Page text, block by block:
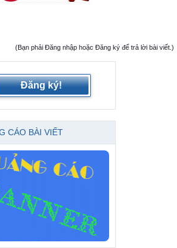
(Bạn phải Đăng nhập hoặc Đăng ký để trả lời bài viết.)
Đăng ký!
CÁO BÀI VIẾT